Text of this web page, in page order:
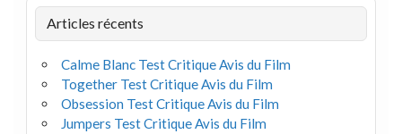
Articles récents
Calme Blanc Test Critique Avis du Film
Together Test Critique Avis du Film
Obsession Test Critique Avis du Film
Jumpers Test Critique Avis du Film